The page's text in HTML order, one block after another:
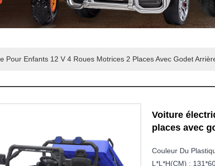
Pour Enfants 12 V 4 Roues Motrices 2 Places Avec Godet
Voiture
places avec
Couleur Du
L*L*H(CM) :